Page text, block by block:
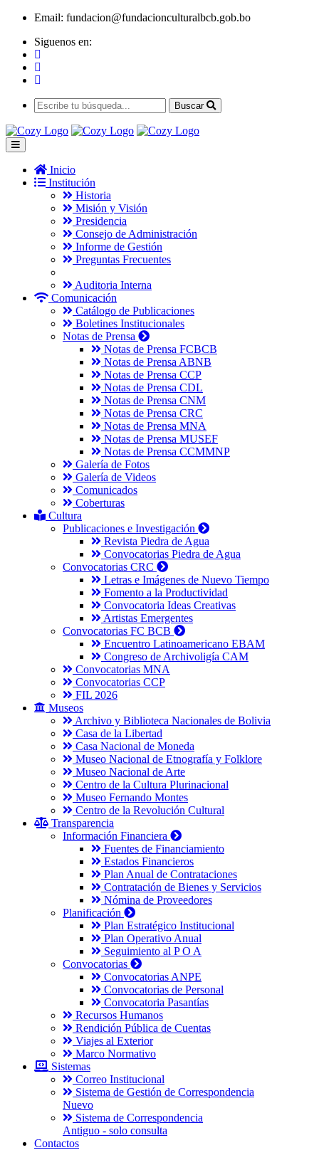
Email: fundacion@fundacionculturalbcb.gob.bo
Siguenos en:
Buscar
Inicio
Institución
Historia
Misión y Visión
Presidencia
Consejo de Administración
Informe de Gestión
Preguntas Frecuentes
Auditoria Interna
Comunicación
Catálogo de Publicaciones
Boletines Institucionales
Notas de Prensa
Notas de Prensa FCBCB
Notas de Prensa ABNB
Notas de Prensa CCP
Notas de Prensa CDL
Notas de Prensa CNM
Notas de Prensa CRC
Notas de Prensa MNA
Notas de Prensa MUSEF
Notas de Prensa CCMMNP
Galería de Fotos
Galería de Videos
Comunicados
Coberturas
Cultura
Publicaciones e Investigación
Revista Piedra de Agua
Convocatorias Piedra de Agua
Convocatorias CRC
Letras e Imágenes de Nuevo Tiempo
Fomento a la Productividad
Convocatoria Ideas Creativas
Artistas Emergentes
Convocatorias FC BCB
Encuentro Latinoamericano EBAM
Congreso de Archivoligía CAM
Convocatorias MNA
Convocatorias CCP
FIL 2026
Museos
Archivo y Biblioteca Nacionales de Bolivia
Casa de la Libertad
Casa Nacional de Moneda
Museo Nacional de Etnografía y Folklore
Museo Nacional de Arte
Centro de la Cultura Plurinacional
Museo Fernando Montes
Centro de la Revolución Cultural
Transparencia
Información Financiera
Fuentes de Financiamiento
Estados Financieros
Plan Anual de Contrataciones
Contratación de Bienes y Servicios
Nómina de Proveedores
Planificación
Plan Estratégico Institucional
Plan Operativo Anual
Seguimiento al P O A
Convocatorias
Convocatorias ANPE
Convocatorias de Personal
Convocatoria Pasantías
Recursos Humanos
Rendición Pública de Cuentas
Viajes al Exterior
Marco Normativo
Sistemas
Correo Institucional
Sistema de Gestión de Correspondencia
Nuevo
Sistema de Correspondencia
Antiguo - solo consulta
Contactos